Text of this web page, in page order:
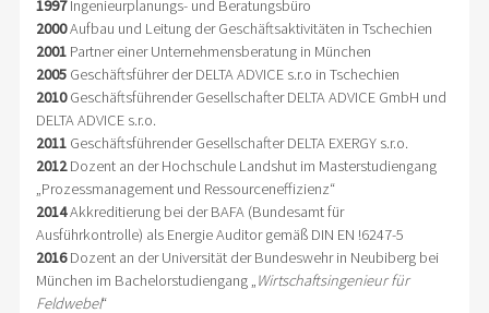
1997Ingenieurplanungs- und Beratungsbüro
2000Aufbau und Leitung der Geschäftsaktivitäten in Tschechien
2001Partner einer Unternehmensberatung in München
2005Geschäftsführer der DELTA ADVICE s.r.o in Tschechien
2010Geschäftsführender Gesellschafter DELTA ADVICE GmbH und
DELTA ADVICE s.r.o.
2011Geschäftsführender Gesellschafter DELTA EXERGY s.r.o.
2012Dozent an der Hochschule Landshut im Masterstudiengang
„Prozessmanagement und Ressourceneffizienz“
2014Akkreditierung bei der BAFA (Bundesamt für
Ausführkontrolle) als Energie Auditor gemäß DIN EN !6247-5
2016Dozent an der Universität der Bundeswehr in Neubiberg bei
München im Bachelorstudiengang „Wirtschaftsingenieur für
Feldwebel“